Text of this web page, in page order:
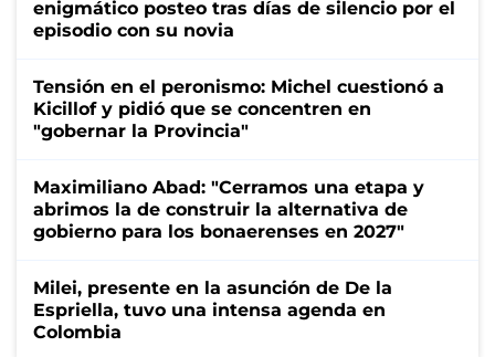
enigmático posteo tras días de silencio por el
episodio con su novia
Tensión en el peronismo: Michel cuestionó a
Kicillof y pidió que se concentren en
"gobernar la Provincia"
Maximiliano Abad: "Cerramos una etapa y
abrimos la de construir la alternativa de
gobierno para los bonaerenses en 2027"
Milei, presente en la asunción de De la
Espriella, tuvo una intensa agenda en
Colombia